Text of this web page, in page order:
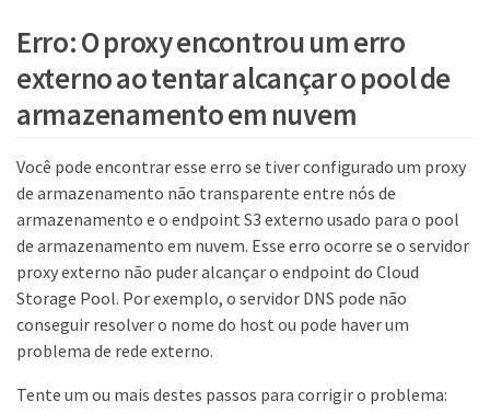
Erro: O proxy encontrou um erro
externo ao tentar alcançar o pool de
armazenamento em nuvem
Você pode encontrar esse erro se tiver configurado um proxy
de armazenamento não transparente entre nós de
armazenamento e o endpoint S3 externo usado para o pool
de armazenamento em nuvem. Esse erro ocorre se o servidor
proxy externo não puder alcançar o endpoint do Cloud
Storage Pool. Por exemplo, o servidor DNS pode não
conseguir resolver o nome do host ou pode haver um
problema de rede externo.
Tente um ou mais destes passos para corrigir o problema: